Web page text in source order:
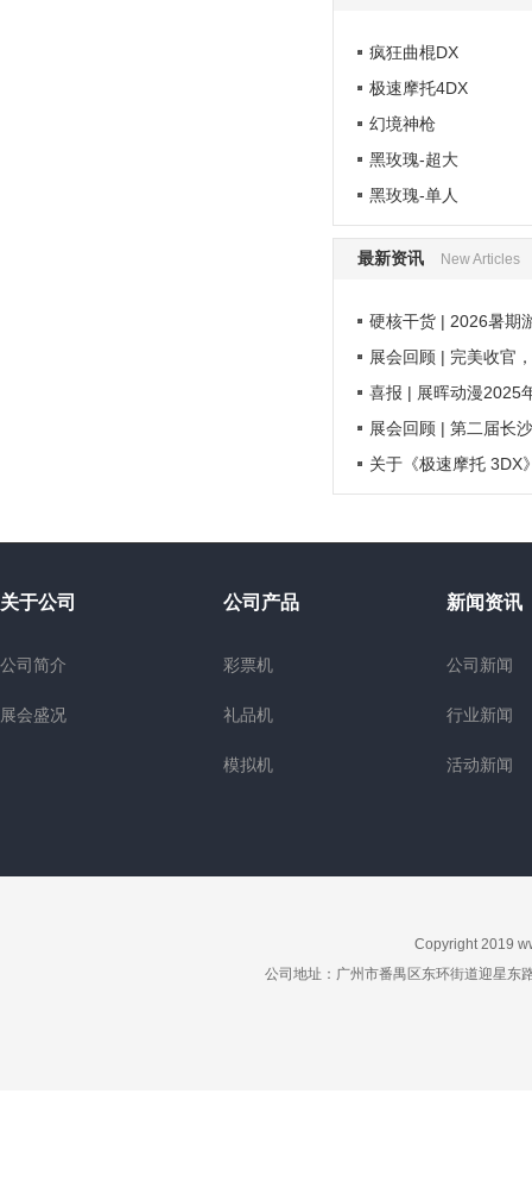
疯狂曲棍DX
极速摩托4DX
幻境神枪
黑玫瑰-超大
黑玫瑰-单人
最新资讯 New Articles
硬核干货 | 2026暑期
展会回顾 | 完美收官
喜报 | 展晖动漫2025
展会回顾 | 第二届长
关于《极速摩托 3DX
关于公司
公司简介
展会盛况
公司产品
彩票机
礼品机
模拟机
新闻资讯
公司新闻
行业新闻
活动新闻
Copyright 2019
公司地址：广州市番禺区东环街道迎星